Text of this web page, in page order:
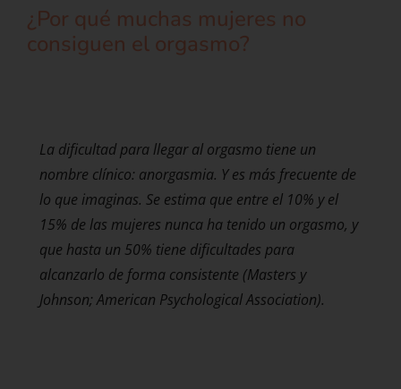
¿Por qué muchas mujeres no
consiguen el orgasmo?
La dificultad para llegar al orgasmo tiene un
nombre clínico: anorgasmia. Y es más frecuente de
lo que imaginas. Se estima que entre el 10% y el
15% de las mujeres nunca ha tenido un orgasmo, y
que hasta un 50% tiene dificultades para
alcanzarlo de forma consistente (Masters y
Johnson; American Psychological Association).